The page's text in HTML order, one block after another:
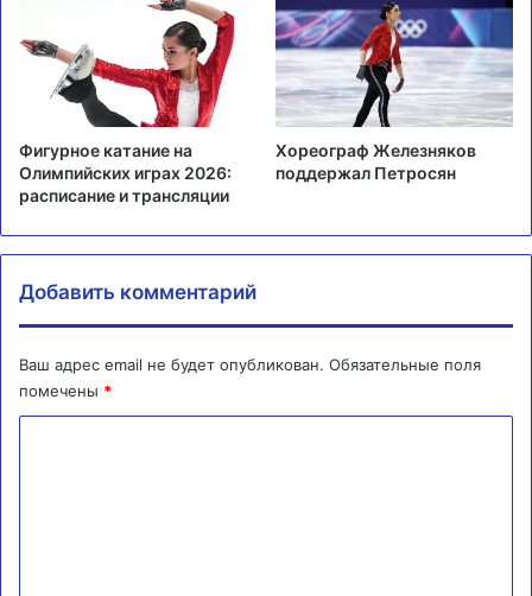
Фигурное катание на
Олимпийских играх 2026:
расписание и трансляции
Хореограф Железняков
поддержал Петросян
Добавить комментарий
Ваш адрес email не будет опубликован. Обязательные поля
помечены *